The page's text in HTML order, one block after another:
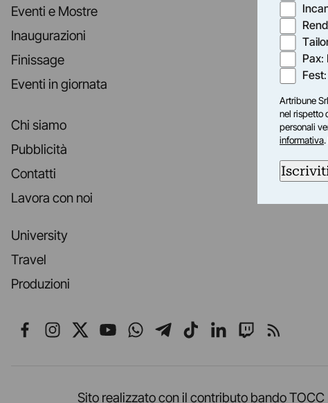
Eventi e Mostre
Inaugurazioni
Finissage
Eventi in giornata
Chi siamo
Pubblicità
Contatti
Lavora con noi
University
Travel
Produzioni
Seguici su Facebook
Seguici su Instagram
Seguici su X
Seguici su YouTube
Seguici su WhatsApp
Seguici su Telegram
Seguici su TikTok
Seguici su
Seguici su
Seguici
Sito realizzato con il contributo bando
Pax:
Fest
Artribune
nel rispetto
personali
informativa